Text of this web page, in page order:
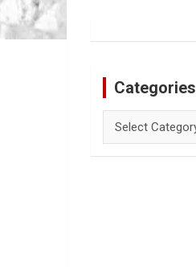
Categories